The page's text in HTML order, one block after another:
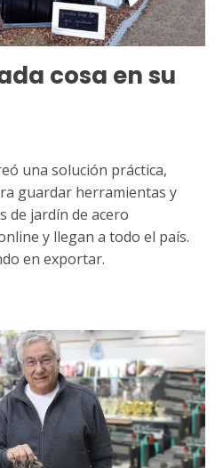
cosa en su
una solución práctica,
guardar herramientas y
de jardín de acero
y llegan a todo el país.
en exportar.